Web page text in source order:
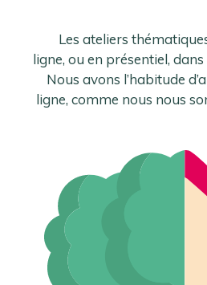
Les ateliers
ligne, ou en présentiel,
Nous avons l’habitude
ligne, comme nous nous